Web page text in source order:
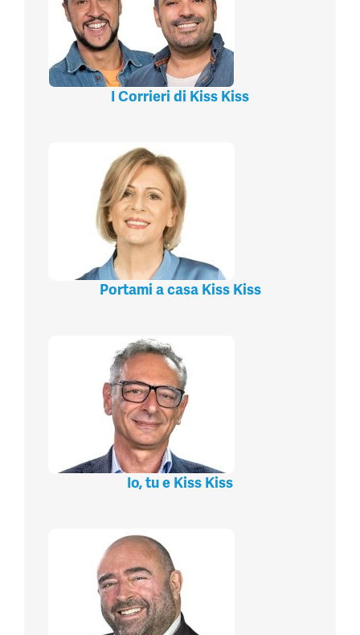
I Corrieri di Kiss Kiss
Portami a casa Kiss Kiss
Io, tu e Kiss Kiss